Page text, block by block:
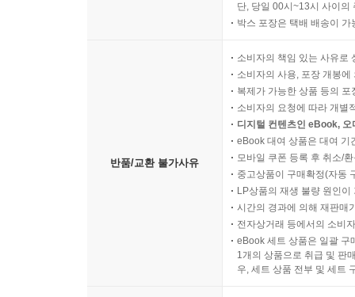
단, 당일 00시~13시 사이의
박스 포장은 택배 배송이
반품/교환 불가사유
소비자의 책임 있는 사유로
소비자의 사용, 포장 개봉
복제가 가능한 상품 등의
소비자의 요청에 따라 개별
디지털 컨텐츠인 eBook,
eBook 대여 상품은 대여 기
모바일 쿠폰 등록 후 취소/
중고상품이 구매확정(자동
LP상품의 재생 불량 원인
시간의 경과에 의해 재판매
전자상거래 등에서의 소비
eBook 세트 상품은 일괄 구
1개의 상품으로 취급 및 판
우, 세트 상품 전부 및 세트